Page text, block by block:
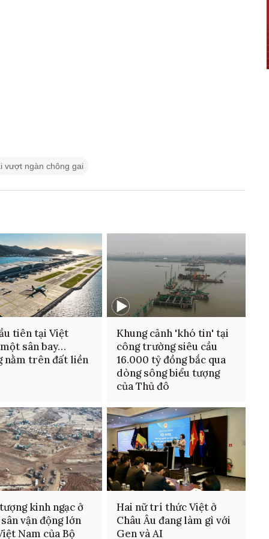
vượt ngàn chông gai
tiên tại Việt
sân bay…
nằm trên đất liền
Khung cảnh 'khó tin' tại
công trường siêu cầu
16.000 tỷ đồng bắc qua
dòng sông biểu tượng
của Thủ đô
kinh ngạc ở
vận động lớn
Nam của Bộ
Hai nữ trí thức Việt ở
Châu Âu đang làm gì với
Gen và AI